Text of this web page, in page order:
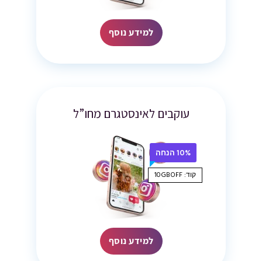
למידע נוסף
עוקבים לאינסטגרם מחו”ל
10% הנחה
קוד: 10GBOFF
למידע נוסף